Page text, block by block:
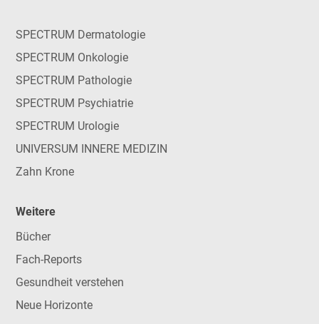
SPECTRUM Dermatologie
SPECTRUM Onkologie
SPECTRUM Pathologie
SPECTRUM Psychiatrie
SPECTRUM Urologie
UNIVERSUM INNERE MEDIZIN
Zahn Krone
Weitere
Bücher
Fach-Reports
Gesundheit verstehen
Neue Horizonte